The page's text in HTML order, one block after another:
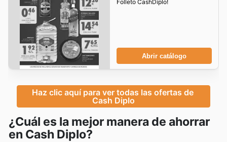
Folleto CashDiplo!
Abrir catálogo
Haz clic aquí para ver todas las ofertas de
Cash Diplo
¿Cuál es la mejor manera de ahorrar
en Cash Diplo?